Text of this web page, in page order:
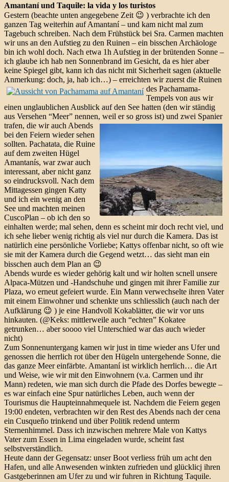
Amantaní und Taquile: la vida y los turistos
Gestern (beachte unten angegebene Zeit 😉 ) verbrachte ich den
ganzen Tag weiterhin auf Amantaní – und kam nicht mal zum
Tagebuch schreiben. Nach dem Frühstück bei Sra. Carmen machten
wir uns an den Aufstieg zu den Ruinen – ein bisschen Archäologe
bin ich wohl doch. Nach etwa 1h Aufstieg in der brütenden Sonne –
ich glaube ich hab nen Sonnenbrand im Gesicht, da es hier aber
keine Spiegel gibt, kann ich das nicht mit Sicherheit sagen (aktuelle
Anmerkung: doch, ja, hab ich…) – erreichten wir zuerst die Ruinen
des Pachamama-
Tempels von aus wir
einen unglaublichen Ausblick auf den See hatten (den wir ständig
aus Versehen “Meer” nennen, weil er so gross ist) und zwei Spanier
trafen, die wir auch Abends
bei den Feiern wieder sehen
sollten. Pachatata, die Ruine
auf dem zweiten Hügel
Amantanís, war zwar auch
interessant, aber nicht ganz
so eindrucksvoll. Nach dem
Mittagessen gingen Katty
und ich ein wenig an den
See und machten meinen
CuscoPlan – ob ich den so
einhalten werde; mal sehen, denn es scheint mir doch recht viel, und
ich sehe lieber wenig richtig als viel nur durch die Kamera. Das ist
natürlich eine persönliche Vorliebe; Kattys offenbar nicht, so oft wie
sie mit der Kamera durch die Gegend wetzt… das sieht man ein
bisschen auch dem Plan an 😉
Abends wurde es wieder gehörig kalt und wir holten scnell unsere
Alpaca-Mützen und -Handschuhe und gingen mit ihrer Familie zur
Plaza, wo erneut gefeiert wurde. Ein Mann verwechselte ihren Vater
mit einem Einwohner und schenkte uns schliesslich (auch nach der
Aufklärung 😉 ) je eine Handvoll Kokablätter, die wir vor uns
hinkauten. (@Keks: mittlerweile auch “echten” Kokatee
getrunken… aber soooo viel Unterschied war das auch wieder
nicht)
Zum Sonnenuntergang kamen wir just in time wieder ans Ufer und
genossen die herrlich rot über den Hügeln untergehende Sonne, die
das ganze Meer einfärbte. Amantaní ist wirklich herrlich… die Art
und Weise, wie wir mit den Einwohnern (v.a. Carmen und ihr
Mann) redeten, wie man sich durch die Pfade des Dorfes bewegte –
es war einfach eine Spur natürliches Leben, auch wenn der
Tourismus die Haupteinnahmequele ist. Nachdem die Feiern gegen
19:00 endeten, verbrachten wir den Rest des Abends nach der cena
ein Cusqueño trinkend und über Politik redend unterm
Sternenhimmel. Dass ich inzwischen mehrere Male von Kattys
Vater zum Essen in Lima eingeladen wurde, scheint fast
selbstverständlich.
Heute dann der Gegensatz: unser Boot verliess früh um acht den
Hafen, und alle Anwesenden winkten zufrieden und glücklicj ihren
Gastgeberinnen am Ufer zu und wir fuhren in Richtung Taquile.